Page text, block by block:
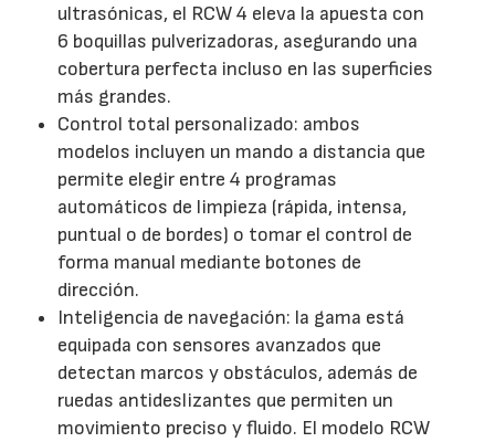
ultrasónicas, el RCW 4 eleva la apuesta con
6 boquillas pulverizadoras, asegurando una
cobertura perfecta incluso en las superficies
más grandes.
Control total personalizado: ambos
modelos incluyen un mando a distancia que
permite elegir entre 4 programas
automáticos de limpieza (rápida, intensa,
puntual o de bordes) o tomar el control de
forma manual mediante botones de
dirección.
Inteligencia de navegación: la gama está
equipada con sensores avanzados que
detectan marcos y obstáculos, además de
ruedas antideslizantes que permiten un
movimiento preciso y fluido. El modelo RCW